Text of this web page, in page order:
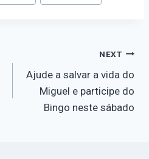
NEXT
Ajude a salvar a vida do
Miguel e participe do
Bingo neste sábado